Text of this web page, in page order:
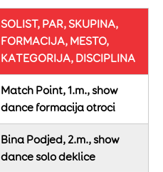
SOLIST, PAR, SKUPINA,
FORMACIJA, MESTO,
KATEGORIJA, DISCIPLINA
Match Point, 1.m., show
dance formacija otroci
Bina Podjed, 2.m., show
dance solo deklice